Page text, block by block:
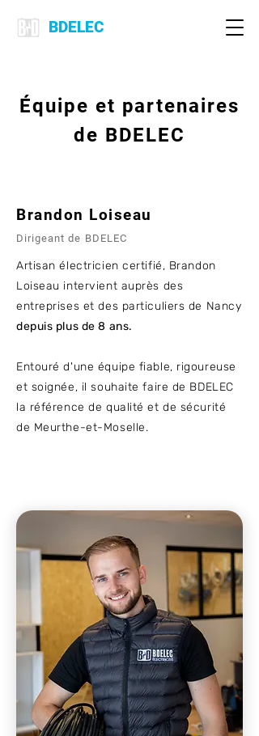
BDELEC
Équipe et partenaires
de BDELEC
Brandon Loiseau
Dirigeant de BDELEC
Artisan électricien certifié, Brandon
Loiseau intervient auprès des
entreprises et des particuliers de Nancy
depuis plus de 8 ans.
Entouré d'une équipe fiable, rigoureuse
et soignée, il souhaite faire de BDELEC
la référence de qualité et de sécurité
de Meurthe-et-Moselle.